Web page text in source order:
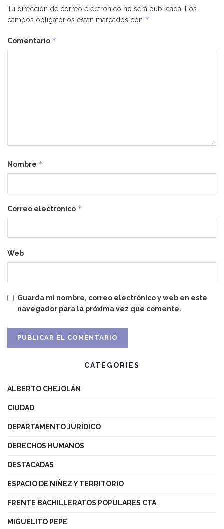
Tu dirección de correo electrónico no será publicada. Los
campos obligatorios están marcados con *
Comentario *
Nombre *
Correo electrónico *
Web
Guarda mi nombre, correo electrónico y web en este
navegador para la próxima vez que comente.
CATEGORIES
ALBERTO CHEJOLÁN
CIUDAD
DEPARTAMENTO JURÍDICO
DERECHOS HUMANOS
DESTACADAS
ESPACIO DE NIÑEZ Y TERRITORIO
FRENTE BACHILLERATOS POPULARES CTA
MIGUELITO PEPE